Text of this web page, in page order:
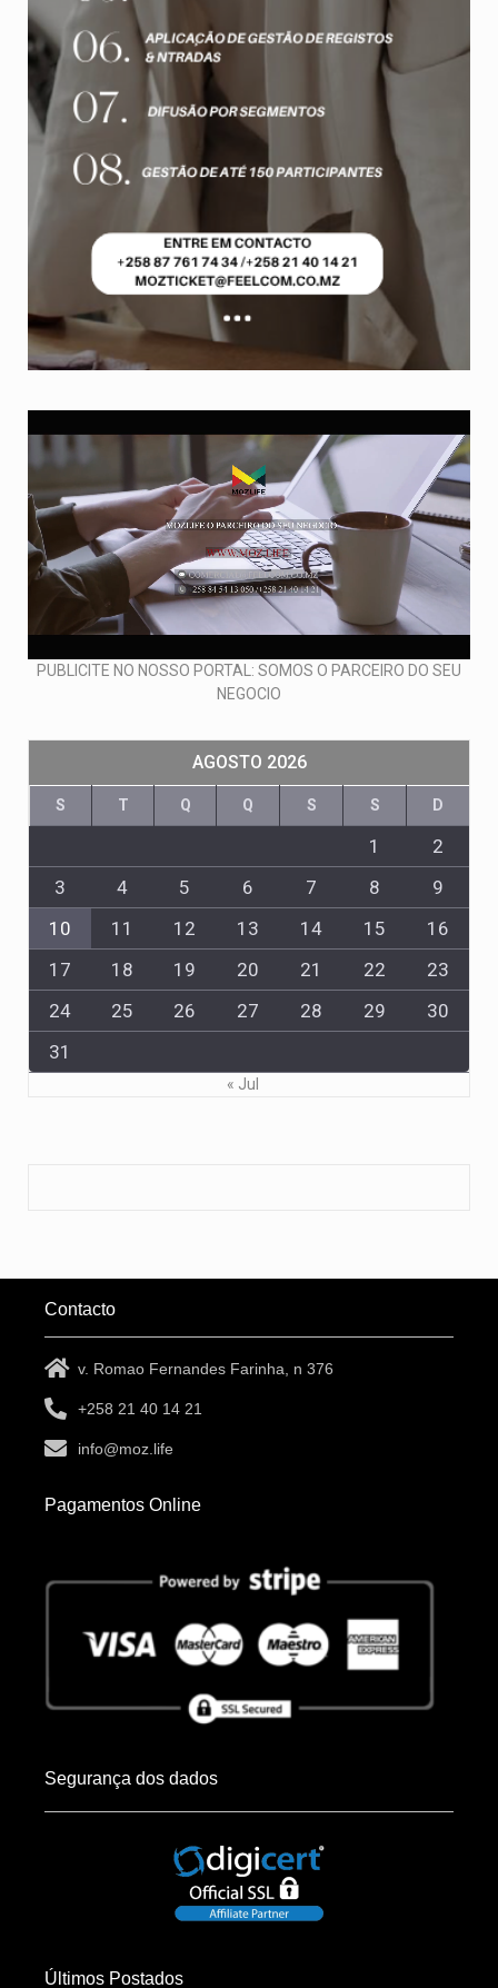
PUBLICITE NO NOSSO PORTAL: SOMOS O PARCEIRO DO SEU
NEGOCIO
AGOSTO 2026
S T Q Q S S D
1
2
3
4 5 6 7 8
9
10
11 12 13 14 15
16
17
18 19 20 21 22
23
24
25 26 27 28 29
30
31
« Jul
Contacto
v. Romao Fernandes Farinha, n 376
+258 21 40 14 21
info@moz.life
Pagamentos Online
Segurança dos dados
Últimos Postados